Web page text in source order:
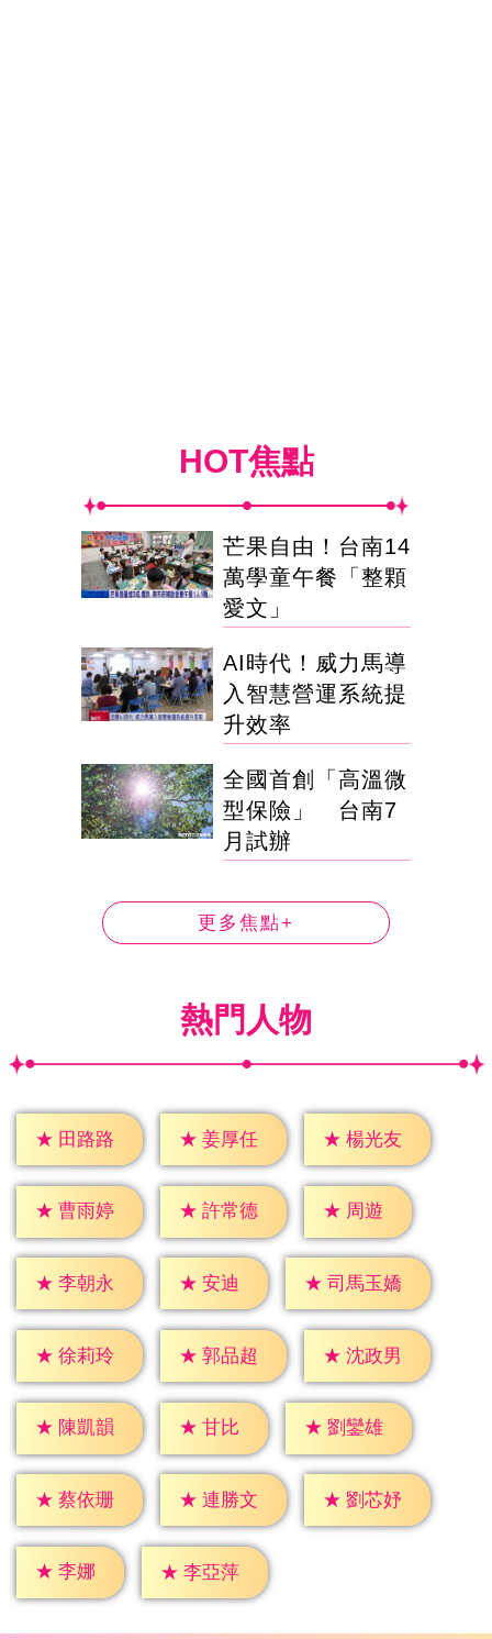
HOT焦點
芒果自由！台南14
萬學童午餐「整顆
愛文」
AI時代！威力馬導
入智慧營運系統提
升效率
全國首創「高溫微
型保險」 台南7
月試辦
更多焦點+
熱門人物
★ 田路路 ★ 姜厚任 ★ 楊光友
★ 曹雨婷 ★ 許常德 ★ 周遊
★ 李朝永 ★ 安迪 ★ 司馬玉嬌
★ 徐莉玲 ★ 郭品超 ★ 沈政男
★ 陳凱韻 ★ 甘比 ★ 劉鑾雄
★ 蔡依珊 ★ 連勝文 ★ 劉芯妤
★ 李娜 ★ 李亞萍